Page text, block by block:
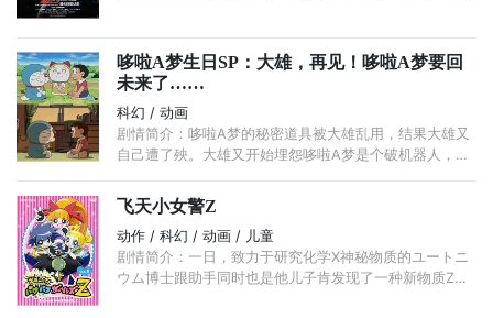
哆啦A梦生日SP：大雄，再见！哆啦A梦要回
未来了……
科幻 / 动画
剧情简介：哆啦A梦的秘密道具被大雄乱用，结果大雄又
自己遭了殃。大雄又开始埋怨哆啦A梦是个破机器人，哆
飞天小女警Z
动作 / 科幻 / 动画 / 儿童
剧情简介：一日，致力于研究化学X神秘物质的ユートニ
ウム博士跟助手同时也是他儿子肯发现了一种新物质Z。